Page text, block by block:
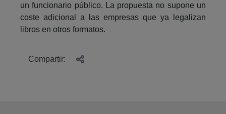
un funcionario público. La propuesta no supone un
coste adicional a las empresas que ya legalizan
libros en otros formatos.
Compartir: